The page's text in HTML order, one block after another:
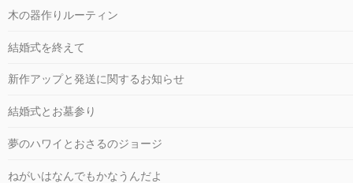
木の器作りルーティン
結婚式を終えて
新作アップと発送に関するお知らせ
結婚式とお墓参り
夢のハワイとおさるのジョージ
ねがいはなんでもかなうんだよ